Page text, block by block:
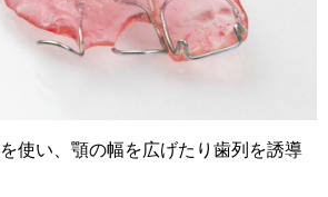
使い、顎の幅を広げたり歯列を誘導